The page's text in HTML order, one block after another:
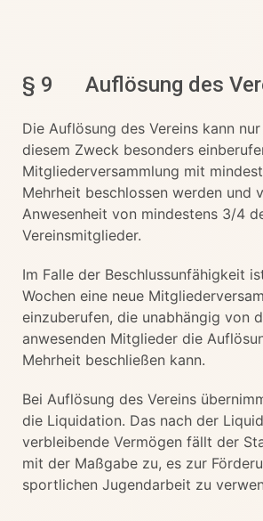
§ 9 Auflösung des
Die Auflösung des Vereins kann
diesem Zweck besonders
Mitgliederversammlung mit
Mehrheit beschlossen werden und
Anwesenheit von mindestens 3/4
Vereinsmitglieder.
Im Falle der Beschlussunfähigkeit
Wochen eine neue
einzuberufen, die unabhängig von
anwesenden Mitglieder die
Mehrheit beschließen kann.
Bei Auflösung des Vereins
die Liquidation. Das nach der
verbleibende Vermögen fällt der
mit der Maßgabe zu, es zur
sportlichen Jugendarbeit zu